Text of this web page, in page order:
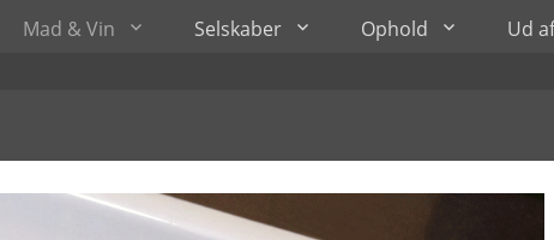
Mad & Vin Selskaber Ophold Ud